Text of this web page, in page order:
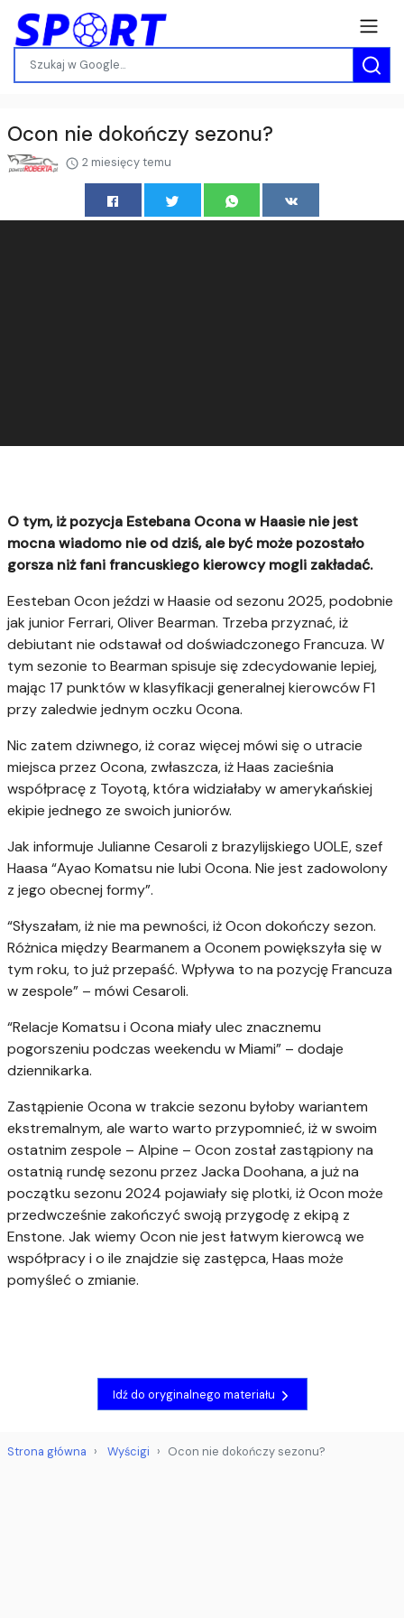
Ocon nie dokończy sezonu?
2 miesięcy temu
O tym, iż pozycja Estebana Ocona w Haasie nie jest
mocna wiadomo nie od dziś, ale być może pozostało
gorsza niż fani francuskiego kierowcy mogli zakładać.
Eesteban Ocon jeździ w Haasie od sezonu 2025, podobnie
jak junior Ferrari, Oliver Bearman. Trzeba przyznać, iż
debiutant nie odstawał od doświadczonego Francuza. W
tym sezonie to Bearman spisuje się zdecydowanie lepiej,
mając 17 punktów w klasyfikacji generalnej kierowców F1
przy zaledwie jednym oczku Ocona.
Nic zatem dziwnego, iż coraz więcej mówi się o utracie
miejsca przez Ocona, zwłaszcza, iż Haas zacieśnia
współpracę z Toyotą, która widziałaby w amerykańskiej
ekipie jednego ze swoich juniorów.
Jak informuje Julianne Cesaroli z brazylijskiego UOLE, szef
Haasa “Ayao Komatsu nie lubi Ocona. Nie jest zadowolony
z jego obecnej formy”.
“Słyszałam, iż nie ma pewności, iż Ocon dokończy sezon.
Różnica między Bearmanem a Oconem powiększyła się w
tym roku, to już przepaść. Wpływa to na pozycję Francuza
w zespole” – mówi Cesaroli.
“Relacje Komatsu i Ocona miały ulec znacznemu
pogorszeniu podczas weekendu w Miami” – dodaje
dziennikarka.
Zastąpienie Ocona w trakcie sezonu byłoby wariantem
ekstremalnym, ale warto warto przypomnieć, iż w swoim
ostatnim zespole – Alpine – Ocon został zastąpiony na
ostatnią rundę sezonu przez Jacka Doohana, a już na
początku sezonu 2024 pojawiały się plotki, iż Ocon może
przedwcześnie zakończyć swoją przygodę z ekipą z
Enstone. Jak wiemy Ocon nie jest łatwym kierowcą we
współpracy i o ile znajdzie się zastępca, Haas może
pomyśleć o zmianie.
Idź do oryginalnego materiału
Strona główna Wyścigi Ocon nie dokończy sezonu?